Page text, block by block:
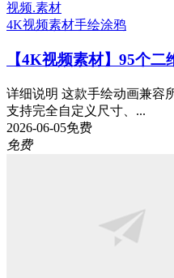
视频.素材
4K视频素材手绘涂鸦
【4K视频素材】95个二
详细说明 这款手绘动画兼容
支持完全自定义尺寸、...
2026-06-05免费
免费